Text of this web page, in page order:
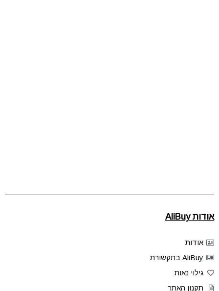
אודות AliBuy
אודות
AliBuy בתקשורת
גילוי נאות
תקנון האתר